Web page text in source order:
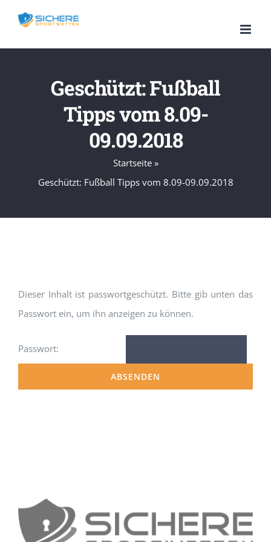
Inhalt
springen
Geschützt: Fußball
Tipps vom 8.09-
09.09.2018
Startseite»
Geschützt: Fußball Tipps vom 8.09-09.09.2018
Dieser Inhalt ist passwortgeschützt. Bitte gib unten das
Passwort ein, um ihn anzeigen zu können.
Passwort: